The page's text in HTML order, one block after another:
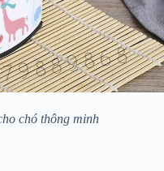
chó thông minh